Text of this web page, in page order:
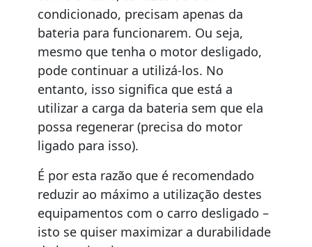
condicionado, precisam apenas da
bateria para funcionarem. Ou seja,
mesmo que tenha o motor desligado,
pode continuar a utilizá-los. No
entanto, isso significa que está a
utilizar a carga da bateria sem que ela
possa regenerar (precisa do motor
ligado para isso).
É por esta razão que é recomendado
reduzir ao máximo a utilização destes
equipamentos com o carro desligado –
isto se quiser maximizar a durabilidade